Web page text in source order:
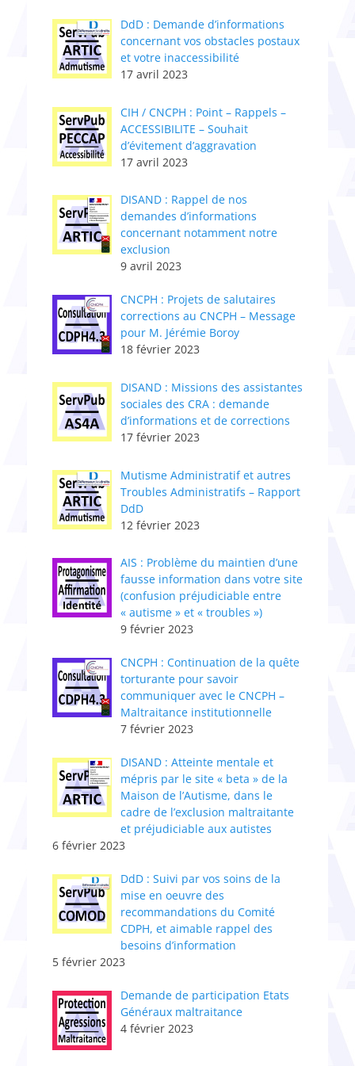
DdD : Demande d’informations
concernant vos obstacles postaux
et votre inaccessibilité
17 avril 2023
CIH / CNCPH : Point – Rappels –
ACCESSIBILITE – Souhait
d’évitement d’aggravation
17 avril 2023
DISAND : Rappel de nos
demandes d’informations
concernant notamment notre
exclusion
9 avril 2023
CNCPH : ​Projets de salutaires
corrections au CNCPH – Message
pour M. Jérémie Boroy
18 février 2023
DISAND : Missions des assistantes
sociales des CRA : demande
d’informations et de corrections
17 février 2023
Mutisme Administratif et autres
Troubles Administratifs – Rapport
DdD
12 février 2023
AIS : Problème du maintien d’une
fausse information dans votre site
(confusion préjudiciable entre
« autisme » et « troubles »)
9 février 2023
CNCPH : ​Continuation de la quête
torturante pour savoir
communiquer avec le CNCPH –
Maltraitance institutionnelle
7 février 2023
DISAND : Atteinte mentale et
mépris par le site « beta » de la
Maison de l’Autisme, dans le
cadre de l’exclusion maltraitante
et préjudiciable aux autistes
6 février 2023
DdD : Suivi par vos soins de la
mise en oeuvre des
recommandations du Comité
CDPH, et aimable rappel des
besoins d’information
5 février 2023
Demande de participation Etats
Généraux maltraitance
4 février 2023